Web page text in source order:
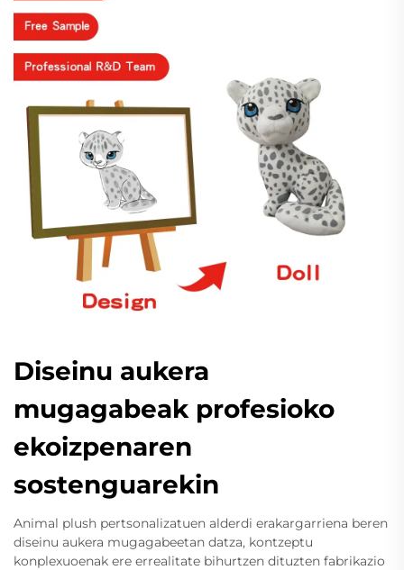
Diseinu aukera
mugagabeak profesioko
ekoizpenaren
sostenguarekin
Animal plush pertsonalizatuen alderdi erakargarriena beren
diseinu aukera mugagabeetan datza, kontzeptu
konplexuoenak ere errealitate bihurtzen dituzten fabrikazio